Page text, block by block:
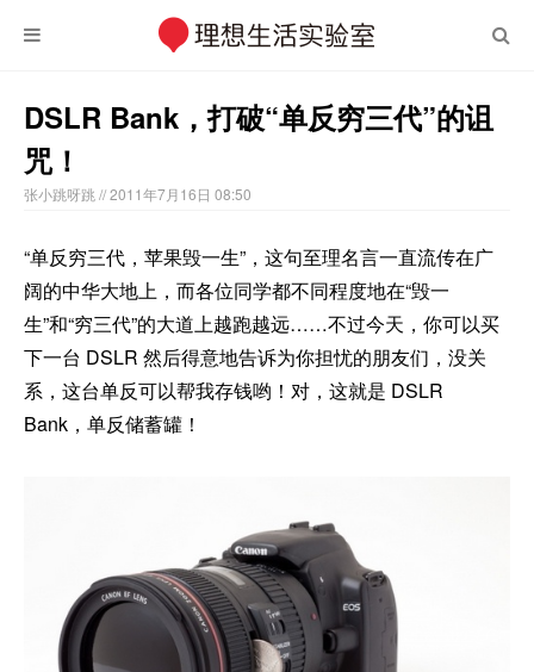
DSLR Bank，打破“单反穷三代”的诅
咒！
张小跳呀跳 // 2011年7月16日 08:50
“单反穷三代，苹果毁一生”，这句至理名言一直流传在广
阔的中华大地上，而各位同学都不同程度地在“毁一
生”和“穷三代”的大道上越跑越远……不过今天，你可以买
下一台 DSLR 然后得意地告诉为你担忧的朋友们，没关
系，这台单反可以帮我存钱哟！对，这就是 DSLR
Bank，单反储蓄罐！